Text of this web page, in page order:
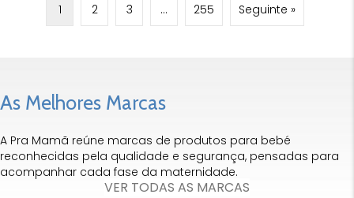
1 2 3 … 255 Seguinte »
As Melhores Marcas
A Pra Mamã reúne marcas de produtos para bebé
reconhecidas pela qualidade e segurança, pensadas para
acompanhar cada fase da maternidade.
VER TODAS AS MARCAS